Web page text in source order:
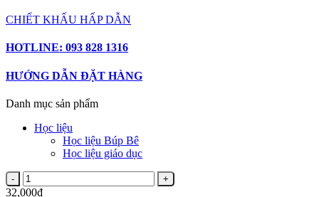
CHIẾT KHẤU HẤP DẪN
HOTLINE: 093 828 1316
HƯỚNG DẪN ĐẶT HÀNG
Danh mục sản phẩm
Học liệu
Học liệu Búp Bê
Học liệu giáo dục
32,000₫